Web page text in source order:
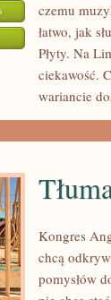
czemu
łatwo, jak
Płyty. Na
ciekawość.
wariancie
Kongres
chcą
pomysłów